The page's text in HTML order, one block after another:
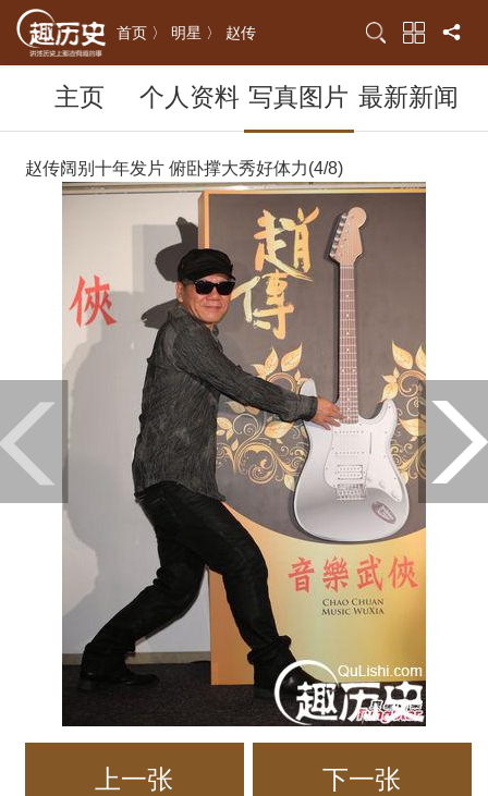
首页 〉 明星 〉 赵传
主页 个人资料 写真图片 最新新闻
赵传阔别十年发片 俯卧撑大秀好体力(4/8)
上一张 下一张